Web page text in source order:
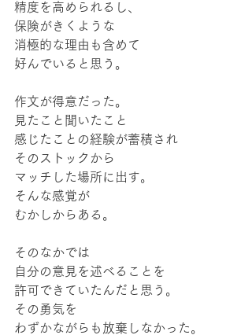
精度を高められるし、
保険がきくような
消極的な理由も含めて
好んでいると思う。
作文が得意だった。
見たこと聞いたこと
感じたことの経験が蓄積され
そのストックから
マッチした場所に出す。
そんな感覚が
むかしからある。
そのなかでは
自分の意見を述べることを
許可できていたんだと思う。
その勇気を
わずかながらも放棄しなかった。